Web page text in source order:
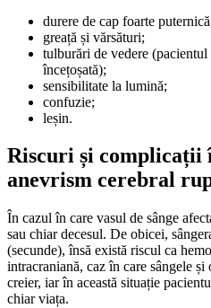
durere de cap foarte
greață și vărsături;
tulburări de vedere (pacientul
încețoșată);
sensibilitate la lumină;
confuzie;
leșin.
Riscuri și complicații
anevrism cerebral
În cazul în care vasul de sânge
sau chiar decesul. De obicei,
(secunde), însă există riscul ca
intracraniană, caz în care sângele
creier, iar în această situație
chiar viața.